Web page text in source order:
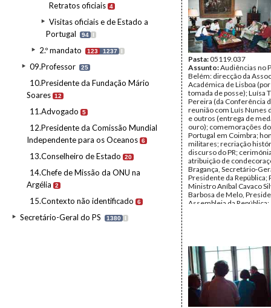
Retratos oficiais 4
Visitas oficiais e de Estado a
Portugal
94 I
2.º mandato 123 1237 I
09.Professor 25
10.Presidente da Fundação Mário
Soares 12
11.Advogado 5
12.Presidente da Comissão Mundial
Independente para os Oceanos 6
13.Conselheiro de Estado 20
14.Chefe de Missão da ONU na
Argélia
2
15.Contexto não identificado 6
Secretário-Geral do PS 1380 I
Pasta:05119.037
Assunto:Audiências no
Belém: direcção da
Académica de Lisboa
tomada de posse); Luísa
Pereira (da Conferência
reunião com Luís Nunes
e outros (entrega de
ouro); comemorações
Portugal em Coimbra;
militares; recriação
discurso do PR;
atribuição de
Bragança, Secretário-
Presidente da República;
Ministro Aníbal Cavaco
Barbosa de Melo,
Assembleia da
Sexta, 10 de Junho de
Fundo:AMS - Arquivo
Tipo Documental:
Página(s):
29